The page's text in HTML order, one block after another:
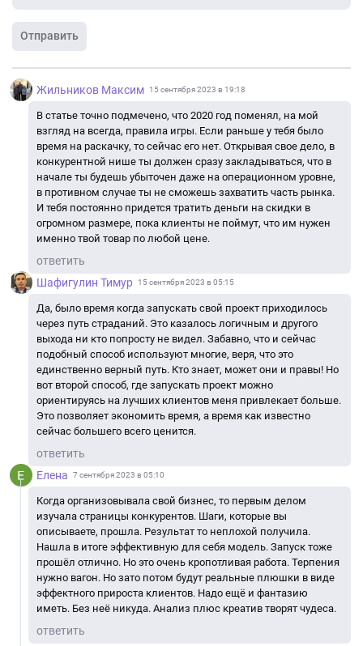
Отправить
Жильников Максим 15 сентября 2023 в 19:18
В статье точно подмечено, что 2020 год поменял, на мой
взгляд на всегда, правила игры. Если раньше у тебя было
время на раскачку, то сейчас его нет. Открывая свое дело, в
конкурентной нише ты должен сразу закладываться, что в
начале ты будешь убыточен даже на операционном уровне,
в противном случае ты не сможешь захватить часть рынка.
И тебя постоянно придется тратить деньги на скидки в
огромном размере, пока клиенты не поймут, что им нужен
именно твой товар по любой цене.
ответить
Шафигулин Тимур
15 сентября 2023 в 05:15
Да, было время когда запускать свой проект приходилось
через путь страданий. Это казалось логичным и другого
выхода ни кто попросту не видел. Забавно, что и сейчас
подобный способ используют многие, веря, что это
единственно верный путь. Кто знает, может они и правы! Но
вот второй способ, где запускать проект можно
ориентируясь на лучших клиентов меня привлекает больше.
Это позволяет экономить время, а время как известно
сейчас большего всего ценится.
ответить
Елена
7 сентября 2023 в 05:10
Когда организовывала свой бизнес, то первым делом
изучала страницы конкурентов. Шаги, которые вы
описываете, прошла. Результат то неплохой получила.
Нашла в итоге эффективную для себя модель. Запуск тоже
прошёл отлично. Но это очень кропотливая работа. Терпения
нужно вагон. Но зато потом будут реальные плюшки в виде
эффектного прироста клиентов. Надо ещё и фантазию
иметь. Без неё никуда. Анализ плюс креатив творят чудеса.
ответить